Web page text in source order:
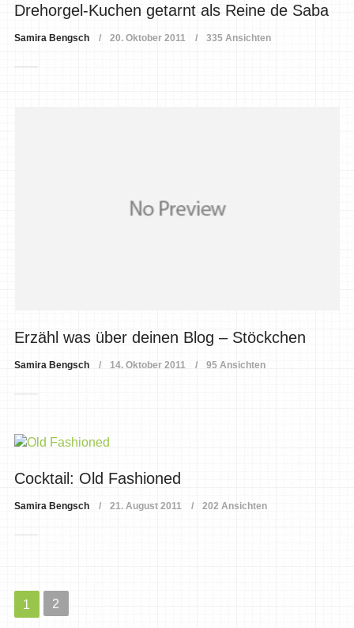
Drehorgel-Kuchen getarnt als Reine de Saba
Samira Bengsch 20. Oktober 2011 335 Ansichten
Erzähl was über deinen Blog – Stöckchen
Samira Bengsch 14. Oktober 2011 95 Ansichten
Cocktail: Old Fashioned
Samira Bengsch 21. August 2011 202 Ansichten
1 2